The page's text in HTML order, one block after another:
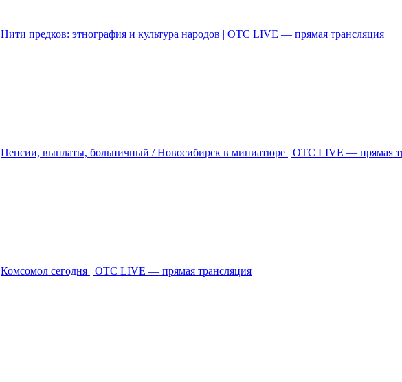
Нити предков: этнография и культура народов | ОТС LIVE — прямая трансляция
Пенсии, выплаты, больничный / Новосибирск в миниатюре | ОТС LIVE — прямая
Комсомол сегодня | ОТС LIVE — прямая трансляция